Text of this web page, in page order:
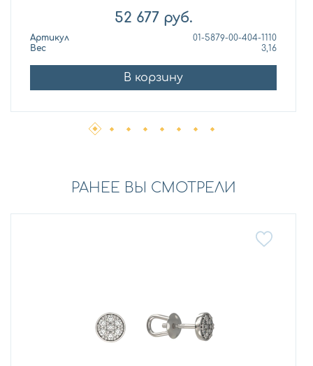
52 677 руб.
Артикул
01-5879-00-404-1110
Вес
3,16
В корзину
РАНЕЕ ВЫ СМОТРЕЛИ